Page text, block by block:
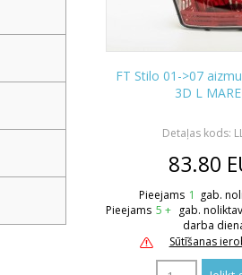
FT Stilo 01->07
3D L
Detaļas kods:
83.80
Pieejams 1 gab.
Pieejams 5 + gab.
darba
Sūtīšanas